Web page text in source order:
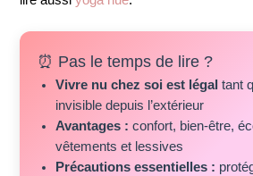
⏰ Pas le temps de lire ?
Vivre nu chez soi est légal tant
invisible depuis l’extérieur
Avantages : confort, bien-être,
vêtements et lessives
Précautions essentielles :